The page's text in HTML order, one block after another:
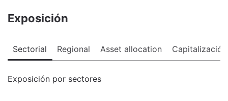
Exposición
Sectorial Regional Asset allocation Capitalización
Exposición por sectores